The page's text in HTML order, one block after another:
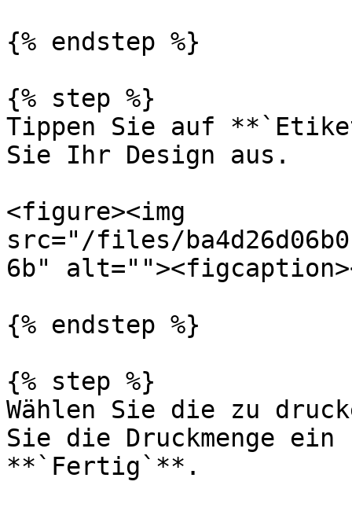
{% endstep %}
{% step %}
Tippen Sie auf
Sie Ihr Design aus.
<figure><img
src="/files/
6b"
{% endstep %}
{% step %}
Wählen Sie die zu
Sie die Druckmenge
**`Fertig`**.